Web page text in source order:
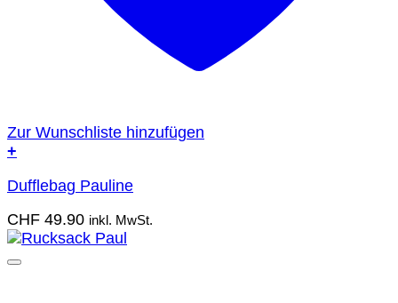
Zur Wunschliste hinzufügen
+
Dufflebag Pauline
CHF 49.90 inkl. MwSt.